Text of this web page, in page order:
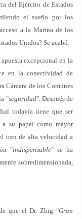
del Ejército de Estados
el sueño por los
a la Marina de los
Unidos? Se acabó.
excepcional en la
en la conectividad de
Cámara de los Comunes
"seguridad". Después de
todavía tiene que ser
su papel como mayor
tren de alta velocidad a
"indispensable" se ha
sobredimensionada,
que el Dr. Zbig "Gran